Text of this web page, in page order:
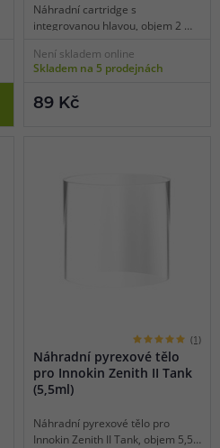
Náhradní cartridge s
integrovanou hlavou, objem 2 ml,
boční plnění, vhodné pro MTL
vaping, 1ks v balení.
Není skladem online
Skladem na 5 prodejnách
89 Kč
(1)
Náhradní pyrexové tělo
pro Innokin Zenith II Tank
(5,5ml)
Náhradní pyrexové tělo pro
Innokin Zenith II Tank, objem 5,5